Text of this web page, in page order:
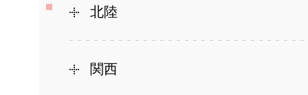
北陸
関西